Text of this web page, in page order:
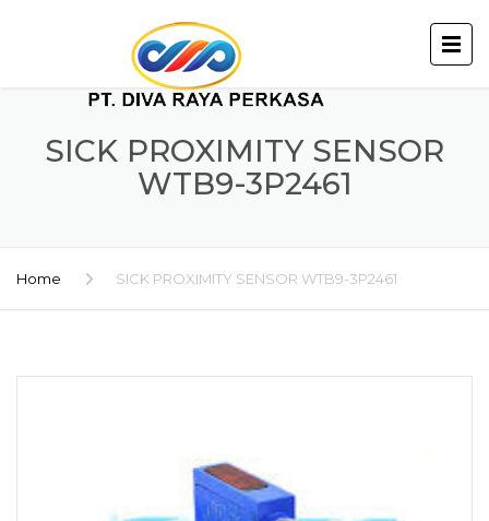
SICK PROXIMITY SENSOR
WTB9-3P2461
Home SICK PROXIMITY SENSOR WTB9-3P2461